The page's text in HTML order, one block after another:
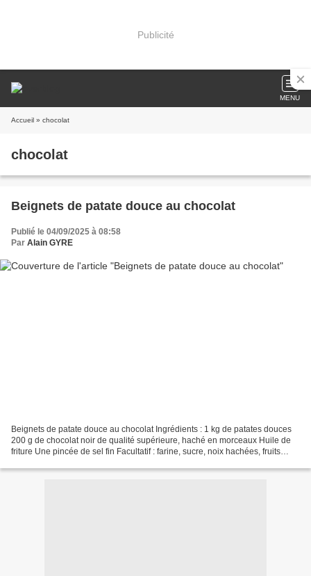
Publicité
MENU
Accueil » chocolat
chocolat
Beignets de patate douce au chocolat
Publié le 04/09/2025 à 08:58
Par Alain GYRE
Beignets de patate douce au chocolat Ingrédients : 1 kg de patates douces
200 g de chocolat noir de qualité supérieure, haché en morceaux Huile de
friture Une pincée de sel fin Facultatif : farine, sucre, noix hachées, fruits